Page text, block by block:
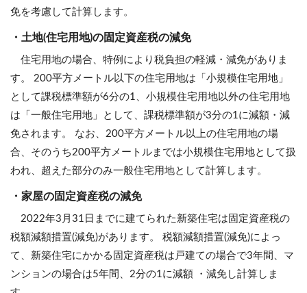
免を考慮して計算します。
・土地(住宅用地)の固定資産税の減免
住宅用地の場合、特例により税負担の軽減・減免がありま
す。 200平方メートル以下の住宅用地は「小規模住宅用地」
として課税標準額が6分の1、小規模住宅用地以外の住宅用地
は「一般住宅用地」として、課税標準額が3分の1に減額・減
免されます。 なお、200平方メートル以上の住宅用地の場
合、そのうち200平方メートルまでは小規模住宅用地として扱
われ、超えた部分のみ一般住宅用地として計算します。
・家屋の固定資産税の減免
2022年3月31日までに建てられた新築住宅は固定資産税の
税額減額措置(減免)があります。 税額減額措置(減免)によっ
て、新築住宅にかかる固定資産税は戸建ての場合で3年間、マ
ンションの場合は5年間、2分の1に減額 ・減免し計算しま